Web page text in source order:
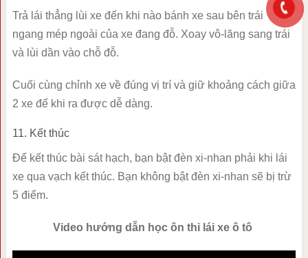
Trả lái thẳng lùi xe đến khi nào bánh xe sau bên trái
ngang mép ngoài của xe đang đỗ. Xoay vô-lăng sang trái
và lùi dần vào chỗ đỗ.
Cuối cùng chỉnh xe về đúng vị trí và giữ khoảng cách giữa
2 xe để khi ra được dễ dàng.
11. Kết thúc
Để kết thúc bài sát hạch, bạn bật đèn xi-nhan phải khi lái
xe qua vạch kết thúc. Bạn không bật đèn xi-nhan sẽ bị trừ
5 điểm.
Video hướng dẫn học ôn thi lái xe ô tô